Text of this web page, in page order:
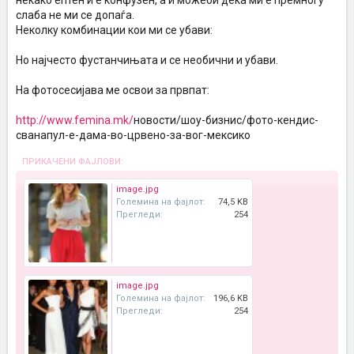
слаба не ми се допаѓа.
Неколку комбинации кои ми се убави:
Но најчесто фустанчињата и се необични и убави.
На фотосесијава ме освои за првпат:
http://www.femina.mk/новости/шоу-бизнис/фото-кендис-
сванапул-е-дама-во-црвено-за-вог-мексико
ПРИКАЧЕНИ ФАЈЛОВИ:
image.jpg
Големина на фајлот:
74,5 KB
Прегледи:
254
image.jpg
Големина на фајлот:
196,6 KB
Прегледи:
254